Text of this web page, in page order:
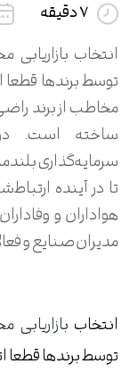
7 دقیقه
انتخاب
توسط برندها
مخاطب از برند
ساخته است. در
سرمایه‌گذاری
تا در آینده
هواداران و
مدیران صنایع و
انتخاب بازاریابی
توسط برندها